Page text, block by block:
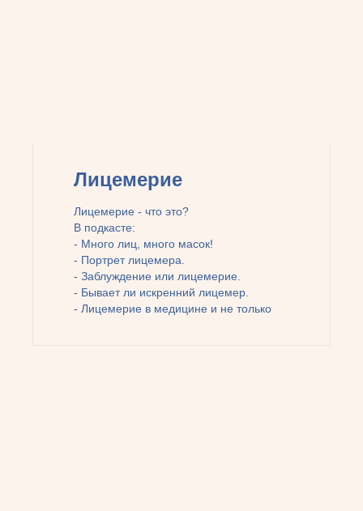
Лицемерие
Лицемерие - что это?
В подкасте:
- Много лиц, много масок!
- Портрет лицемера.
- Заблуждение или лицемерие.
- Бывает ли искренний лицемер.
- Лицемерие в медицине и не только